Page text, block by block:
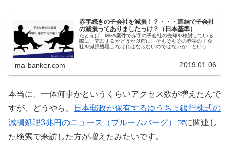
赤字続きの子会社を減損！？・・・連結で子会社
の減損ってありましたっけ？（日本基準）
たとえば、M&A案件で赤字の子会社の売却を検討している
際に、売却するかどうか以前に、そもそもその赤字の子会
社を減損処理しなければならないのではないか、というこ
ma-banker.com 2019.01.06
本当に、一体何事かというくらいアクセス数が増えたんで
すが、どうやら、
日本郵政が保有するゆうちょ銀行株式の
減損処理3兆円のニュース（ブルームバーグ）
に関連し
た検索で来訪した方が増えたみたいです。